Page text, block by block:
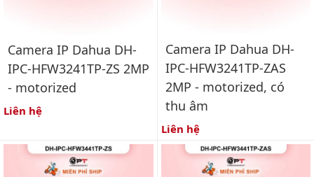
Camera IP Dahua DH-
IPC-HFW3241TP-ZS 2MP
- motorized
Liên hệ
Camera IP Dahua DH-
IPC-HFW3241TP-ZAS
2MP - motorized, có
thu âm
Liên hệ